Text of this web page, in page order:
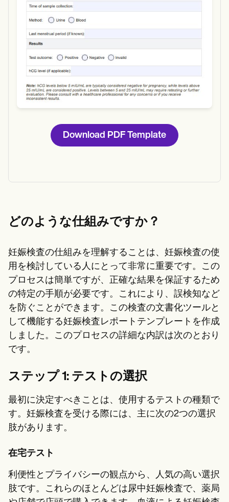
Download PDF Template
どのような仕組みですか？
妊娠検査の仕組みを理解することは、妊娠検査の使
用を検討している人にとって非常に重要です。この
プロセスは簡単ですが、正確な結果を保証するため
の特定の手順が必要です。これにより、誤検知など
を防ぐことができます。この検査の文書化ツールと
して機能する妊娠検査レポートテンプレートを作成
しました。このプロセスの詳細な内訳は次のとおり
です。
ステップ 1: テストの選択
最初に決定すべきことは、使用するテストの種類で
す。妊娠検査を受ける際には、主に次の2つの選択
肢があります。
在宅テスト
利便性とプライバシーの観点から、人気の高い選択
肢です。これらのほとんどは尿中妊娠検査で、薬局